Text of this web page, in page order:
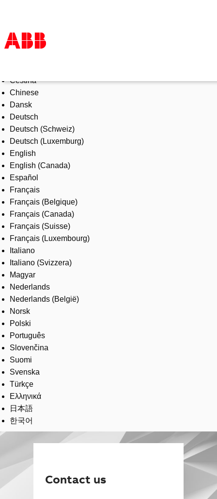
Products & Solutions
Industries
Services
About us
Where to buy
Contact us
Careers
Čeština
Chinese
Dansk
Deutsch
Deutsch (Schweiz)
Deutsch (Luxemburg)
English
English (Canada)
Español
Français
Français (Belgique)
Français (Canada)
Français (Suisse)
Français (Luxembourg)
Italiano
Italiano (Svizzera)
Magyar
Nederlands
Nederlands (België)
Norsk
Polski
Português
Slovenčina
Suomi
Svenska
Türkçe
Ελληνικά
日本語
한국어
Contact us